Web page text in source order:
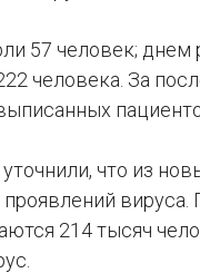
57 человек; днем
человека. За
что из
проявлений
214 тысяч